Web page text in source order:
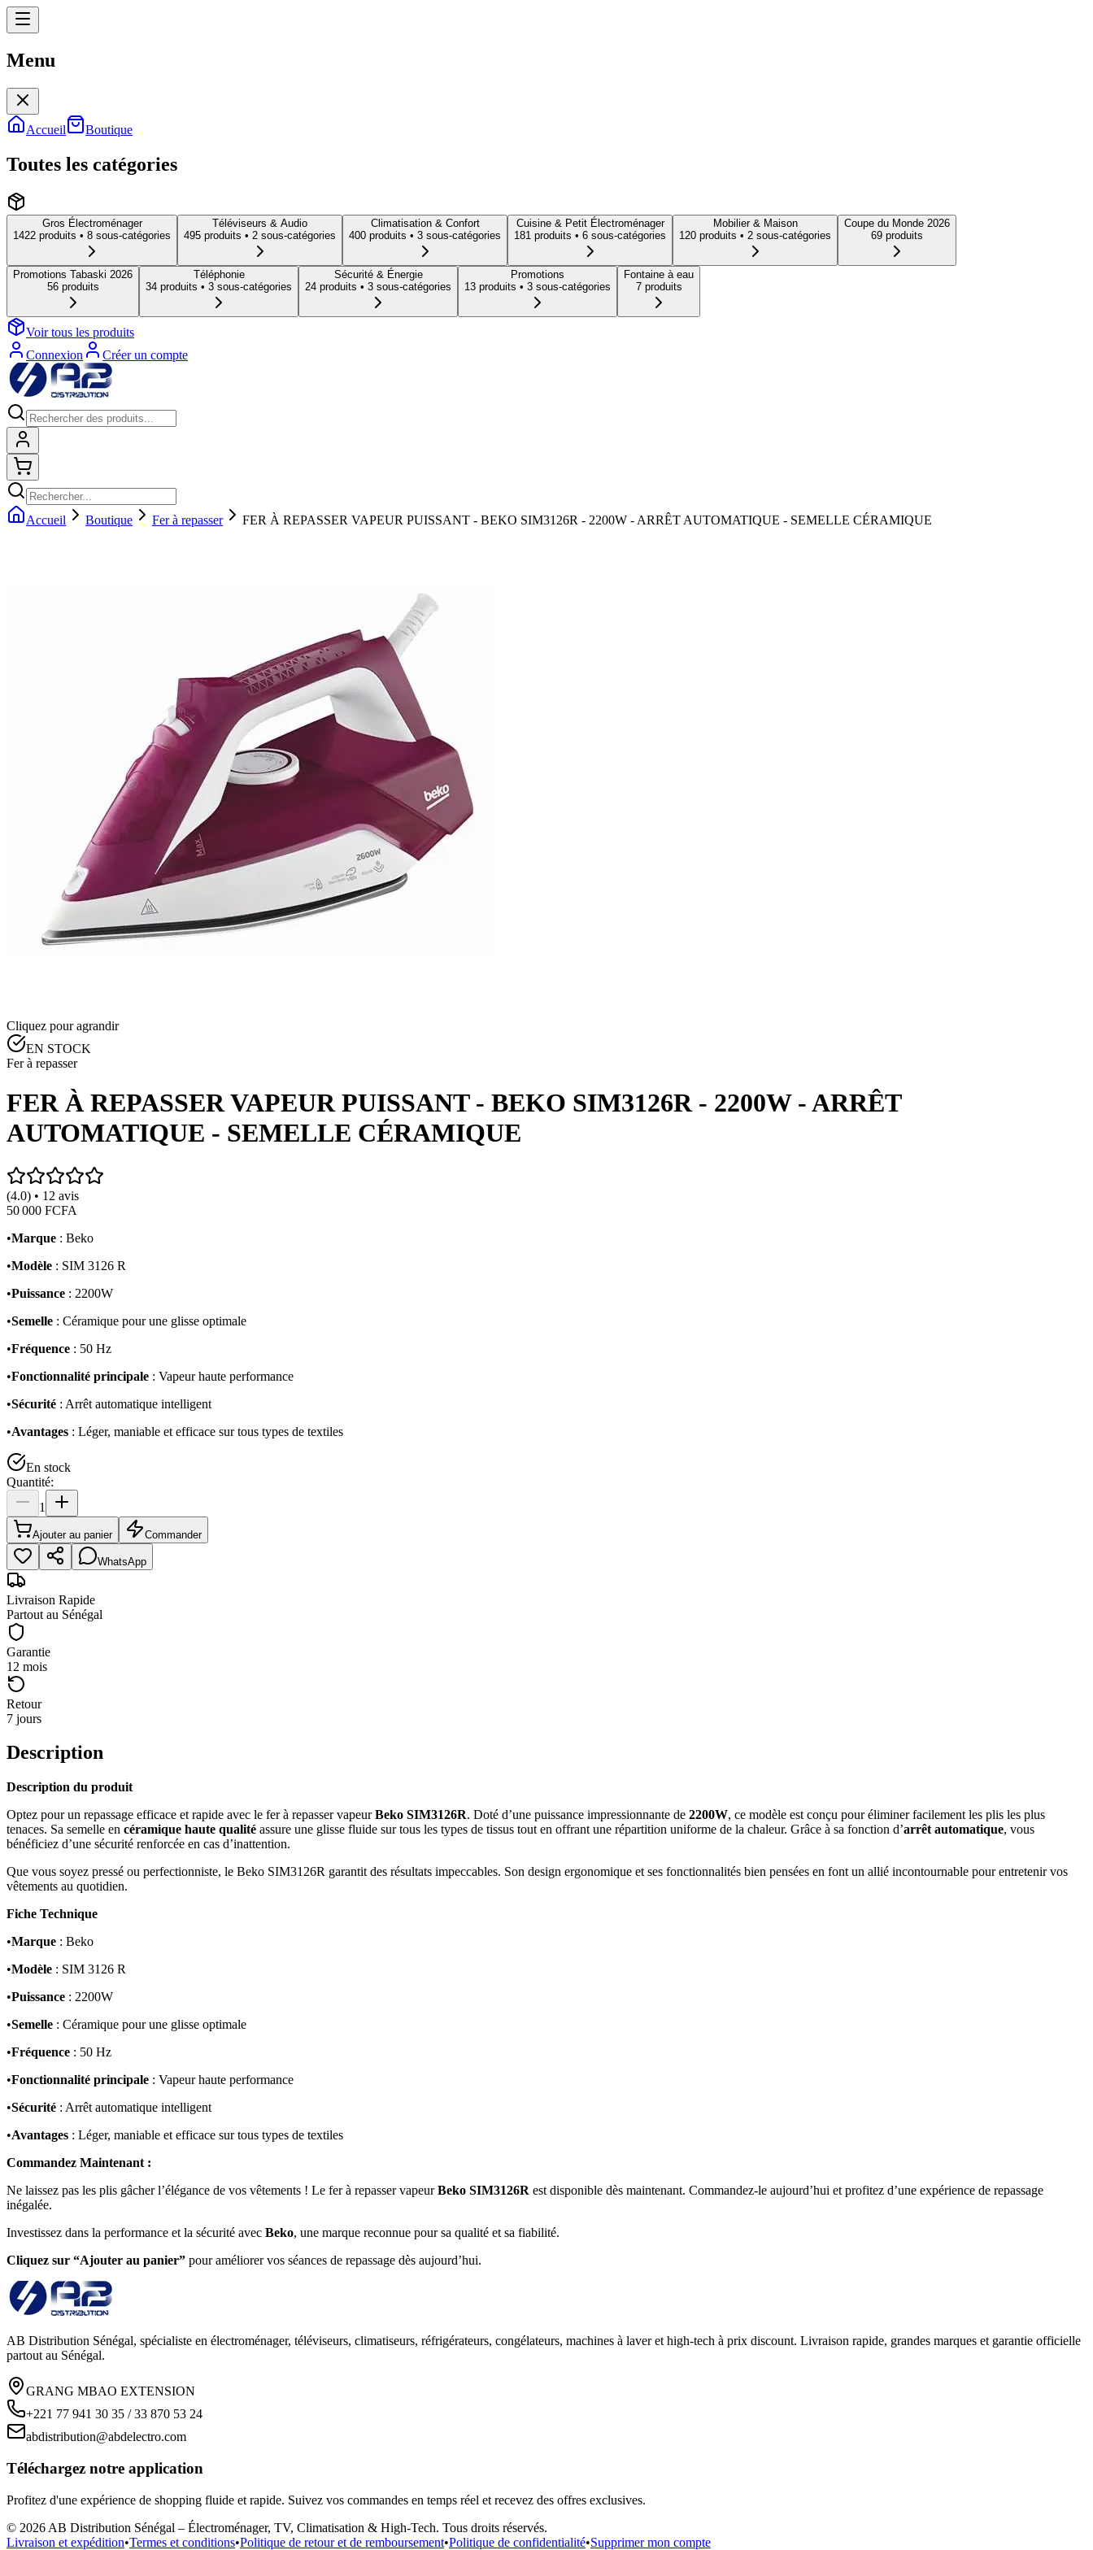
Menu
Accueil Boutique
Toutes les catégories
Gros Électroménager
1422 produits • 8 sous-catégories
Téléviseurs & Audio
495 produits • 2 sous-catégories
Climatisation & Confort
400 produits • 3 sous-catégories
Cuisine & Petit Électroménager
181 produits • 6 sous-catégories
Mobilier & Maison
120 produits • 2 sous-catégories
Coupe du Monde 2026
69 produits
Promotions Tabaski 2026
56produits
Téléphonie
34 produits • 3 sous-catégories
Sécurité & Énergie
24 produits • 3 sous-catégories
Promotions
13 produits • 3 sous-catégories
Fontaine à eau
7produits
Voir tous les produits
Connexion
Créer un compte
Accueil Boutique Fer à repasser FER À REPASSER VAPEUR PUISSANT - BEKO SIM3126R - 2200W - ARRÊT AUTOMATIQUE - SEMELLE CÉRAMIQUE
Cliquez pour agrandir
EN STOCK
Fer à repasser
FER À REPASSER VAPEUR PUISSANT - BEKO SIM3126R - 2200W - ARRÊT
AUTOMATIQUE - SEMELLE CÉRAMIQUE
(4.0) • 12 avis
50 000 FCFA
•Marque : Beko
•Modèle : SIM 3126 R
•Puissance : 2200W
•Semelle : Céramique pour une glisse optimale
•Fréquence : 50 Hz
•Fonctionnalité principale : Vapeur haute performance
•Sécurité : Arrêt automatique intelligent
•Avantages : Léger, maniable et efficace sur tous types de textiles
En stock
Quantité:
1
Ajouter au panier Commander
WhatsApp
Livraison Rapide
Partout au Sénégal
Garantie
12 mois
Retour
7 jours
Description
Description du produit
Optez pour un repassage efficace et rapide avec le fer à repasser vapeurBeko SIM3126R. Doté d’une puissance impressionnante de 2200W, ce modèle est conçu pour éliminer facilement les plis les plus
tenaces. Sa semelle en céramique haute qualité assure une glisse fluide sur tous les types de tissus tout en offrant une répartition uniforme de la chaleur. Grâce à sa fonction d’arrêt automatique, vous
bénéficiez d’une sécurité renforcée en cas d’inattention.
Que vous soyez pressé ou perfectionniste, le Beko SIM3126R garantit des résultats impeccables. Son design ergonomique et ses fonctionnalités bien pensées en font un allié incontournable pour entretenir vos
vêtements au quotidien.
Fiche Technique
•Marque : Beko
•Modèle : SIM 3126 R
•Puissance : 2200W
•Semelle : Céramique pour une glisse optimale
•Fréquence : 50 Hz
•Fonctionnalité principale : Vapeur haute performance
•Sécurité : Arrêt automatique intelligent
•Avantages : Léger, maniable et efficace sur tous types de textiles
Commandez Maintenant :
Ne laissez pas les plis gâcher l’élégance de vos vêtements ! Le fer à repasser vapeurBeko SIM3126R est disponible dès maintenant. Commandez-le aujourd’hui et profitez d’une expérience de repassage
inégalée.
Investissez dans la performance et la sécurité avec Beko, une marque reconnue pour sa qualité et sa fiabilité.
Cliquez sur “Ajouter au panier” pour améliorer vos séances de repassage dès aujourd’hui.
AB Distribution Sénégal, spécialiste en électroménager, téléviseurs, climatiseurs, réfrigérateurs, congélateurs, machines à laver et high-tech à prix discount. Livraison rapide, grandes marques et garantie officielle
partout au Sénégal.
GRANG MBAO EXTENSION
+221 77 941 30 35 / 33 870 53 24
abdistribution@abdelectro.com
Téléchargez notre application
Profitez d'une expérience de shopping fluide et rapide. Suivez vos commandes en temps réel et recevez des offres exclusives.
© 2026 AB Distribution Sénégal – Électroménager, TV, Climatisation & High-Tech. Tous droits réservés.
Livraison et expédition•Termes et conditions•Politique de retour et de remboursement•Politique de confidentialité•Supprimer mon compte